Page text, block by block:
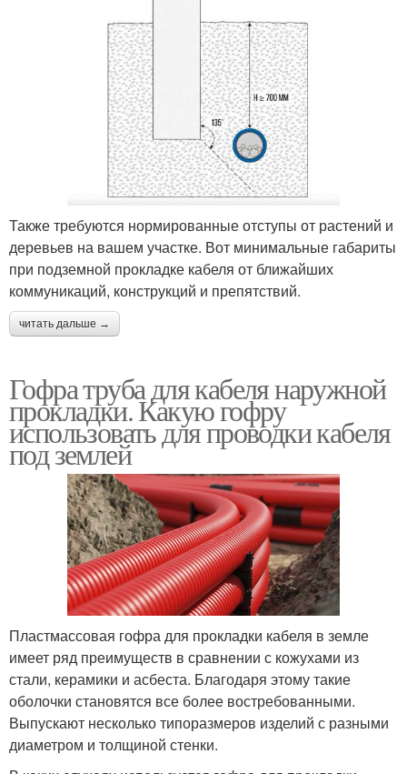
Также требуются нормированные отступы от растений и
деревьев на вашем участке. Вот минимальные габариты
при подземной прокладке кабеля от ближайших
коммуникаций, конструкций и препятствий.
читать дальше →
Гофра труба для кабеля наружной
прокладки. Какую гофру
использовать для проводки кабеля
под землей
Пластмассовая гофра для прокладки кабеля в земле
имеет ряд преимуществ в сравнении с кожухами из
стали, керамики и асбеста. Благодаря этому такие
оболочки становятся все более востребованными.
Выпускают несколько типоразмеров изделий с разными
диаметром и толщиной стенки.